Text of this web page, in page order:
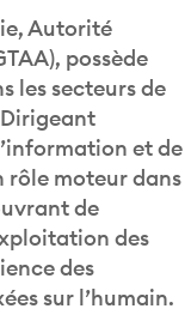
Autorité
possède
les secteurs de
et de
rôle moteur dans
de
des
des
sur l’humain.